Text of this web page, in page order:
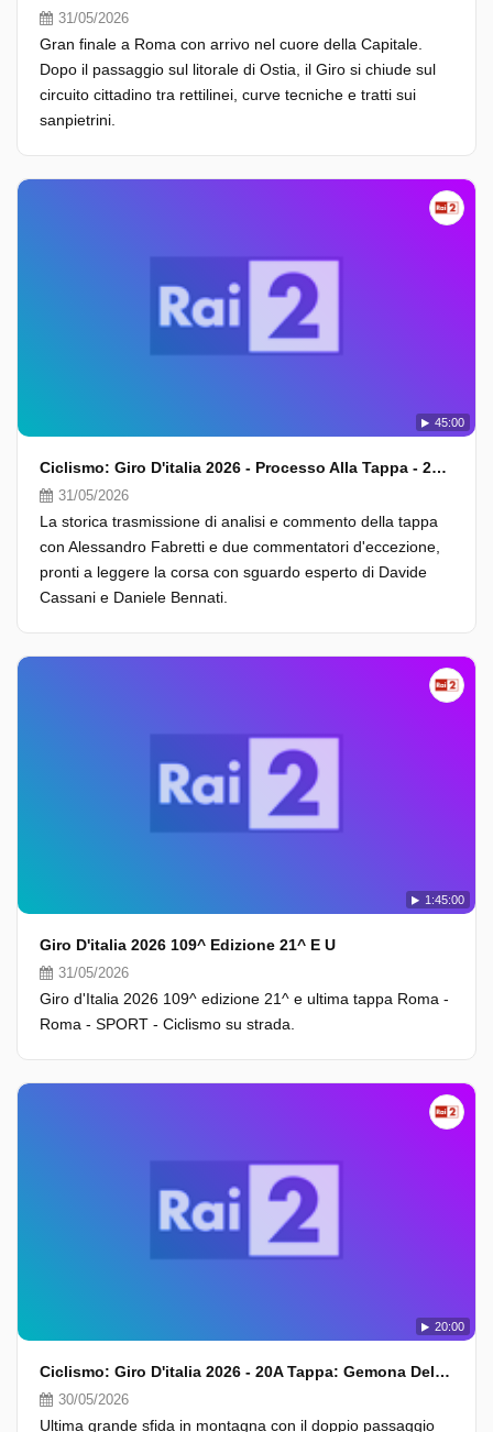
31/05/2026
Gran finale a Roma con arrivo nel cuore della Capitale.
Dopo il passaggio sul litorale di Ostia, il Giro si chiude sul
circuito cittadino tra rettilinei, curve tecniche e tratti sui
sanpietrini.
45:00
Ciclismo: Giro D'italia 2026 - Processo Alla Tappa - 21A Tappa
31/05/2026
La storica trasmissione di analisi e commento della tappa
con Alessandro Fabretti e due commentatori d'eccezione,
pronti a leggere la corsa con sguardo esperto di Davide
Cassani e Daniele Bennati.
1:45:00
Giro D'italia 2026 109^ Edizione 21^ E U
31/05/2026
Giro d'Italia 2026 109^ edizione 21^ e ultima tappa Roma -
Roma - SPORT - Ciclismo su strada.
20:00
Ciclismo: Giro D'italia 2026 - 20A Tappa: Gemona Del Friuli - Piancavallo (Fasi Finali)
30/05/2026
Ultima grande sfida in montagna con il doppio passaggio